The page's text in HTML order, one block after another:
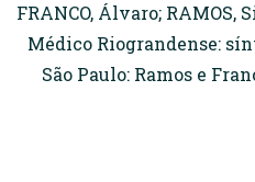
FRANCO, Álvaro;
Médico Riograndense:
São Paulo: Ramos e